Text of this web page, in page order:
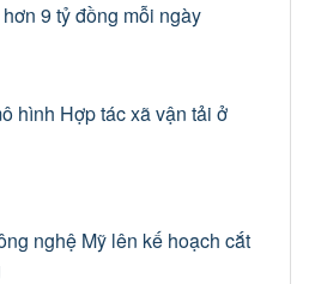
9 tỷ đồng mỗi ngày
hình Hợp tác xã vận tải ở
nghệ Mỹ lên kế hoạch cắt